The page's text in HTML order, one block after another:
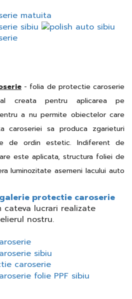
- folia de protectie caroserie
creata pentru aplicarea pe
a nu permite obiectelor care
caroseriei sa produca zgarieturi
de ordin estetic. Indiferent de
este aplicata, structura foliei de
luminozitate asemeni lacului auto
galerie protectie caroserie
cateva lucrari realizate
nostru.